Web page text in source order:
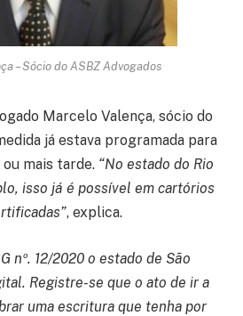
– Sócio do ASBZ Advogados
Marcelo Valença, sócio do
já estava programada para
mais tarde. “No estado do Rio
isso já é possível em cartórios
, explica.
nº. 12/2020 o estado de São
Registre-se que o ato de ir a
uma escritura que tenha por